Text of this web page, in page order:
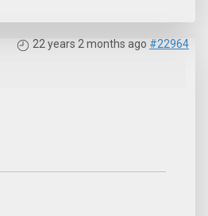
22 years 2 months ago #22964